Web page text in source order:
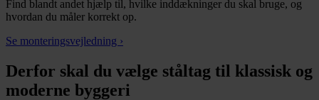
Find blandt andet hjælp til, hvilke inddækninger du skal bruge, og
hvordan du måler korrekt op.
Se monteringsvejledning ›
Derfor skal du vælge ståltag til klassisk og
moderne byggeri